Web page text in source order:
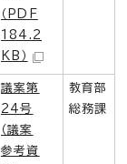
（PDF
184.2
KB）
議案第
24号
（議案
参考資
教育部
総務課